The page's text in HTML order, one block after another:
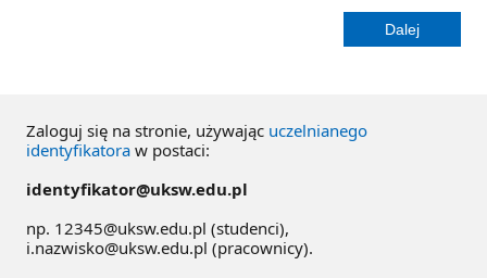
Zaloguj się na stronie, używając uczelnianego
identyfikatora w postaci:
identyfikator@uksw.edu.pl
np. 12345@uksw.edu.pl (studenci),
i.nazwisko@uksw.edu.pl (pracownicy).